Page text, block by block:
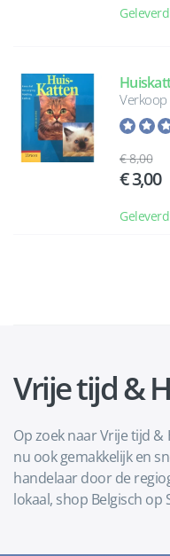
8,00
3,00
Vrije tijd &
Op zoek naar Vrije tijd
nu ook gemakkelijk en
handelaar door de
lokaal, shop Belgisch op